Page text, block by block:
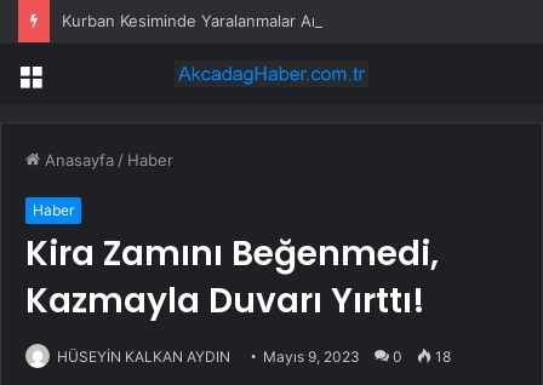
Kurban Kesiminde Yaralanmalar Artıyor
Menü
Anasayfa / Haber
Haber
Kira Zamını Beğenmedi,
Kazmayla Duvarı Yırttı!
HÜSEYİN KALKAN AYDIN Mayıs 9, 2023 0 18